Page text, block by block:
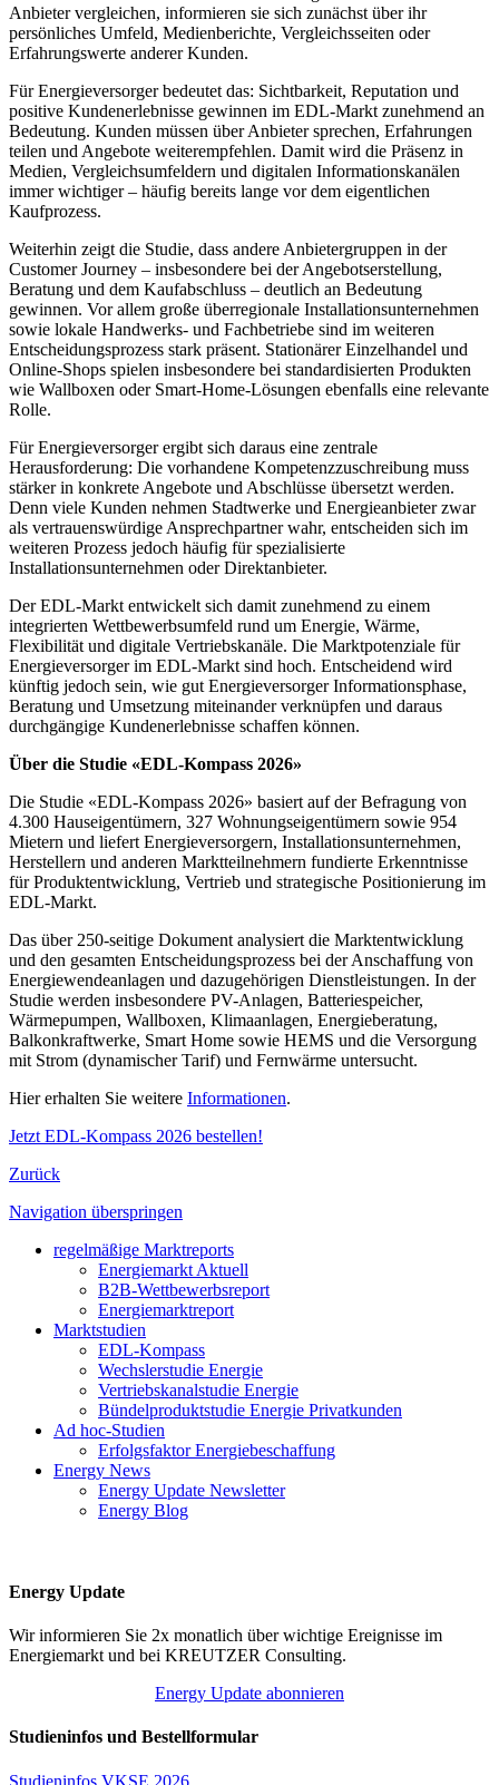
Anbieter vergleichen, informieren sie sich zunächst über ihr
persönliches Umfeld, Medienberichte, Vergleichsseiten oder
Erfahrungswerte anderer Kunden.
Für Energieversorger bedeutet das: Sichtbarkeit, Reputation und
positive Kundenerlebnisse gewinnen im EDL-Markt zunehmend an
Bedeutung. Kunden müssen über Anbieter sprechen, Erfahrungen
teilen und Angebote weiterempfehlen. Damit wird die Präsenz in
Medien, Vergleichsumfeldern und digitalen Informationskanälen
immer wichtiger – häufig bereits lange vor dem eigentlichen
Kaufprozess.
Weiterhin zeigt die Studie, dass andere Anbietergruppen in der
Customer Journey – insbesondere bei der Angebotserstellung,
Beratung und dem Kaufabschluss – deutlich an Bedeutung
gewinnen. Vor allem große überregionale Installationsunternehmen
sowie lokale Handwerks- und Fachbetriebe sind im weiteren
Entscheidungsprozess stark präsent. Stationärer Einzelhandel und
Online-Shops spielen insbesondere bei standardisierten Produkten
wie Wallboxen oder Smart-Home-Lösungen ebenfalls eine relevante
Rolle.
Für Energieversorger ergibt sich daraus eine zentrale
Herausforderung: Die vorhandene Kompetenzzuschreibung muss
stärker in konkrete Angebote und Abschlüsse übersetzt werden.
Denn viele Kunden nehmen Stadtwerke und Energieanbieter zwar
als vertrauenswürdige Ansprechpartner wahr, entscheiden sich im
weiteren Prozess jedoch häufig für spezialisierte
Installationsunternehmen oder Direktanbieter.
Der EDL-Markt entwickelt sich damit zunehmend zu einem
integrierten Wettbewerbsumfeld rund um Energie, Wärme,
Flexibilität und digitale Vertriebskanäle. Die Marktpotenziale für
Energieversorger im EDL-Markt sind hoch. Entscheidend wird
künftig jedoch sein, wie gut Energieversorger Informationsphase,
Beratung und Umsetzung miteinander verknüpfen und daraus
durchgängige Kundenerlebnisse schaffen können.
Über die Studie «EDL-Kompass 2026»
Die Studie «EDL-Kompass 2026» basiert auf der Befragung von
4.300 Hauseigentümern, 327 Wohnungseigentümern sowie 954
Mietern und liefert Energieversorgern, Installationsunternehmen,
Herstellern und anderen Marktteilnehmern fundierte Erkenntnisse
für Produktentwicklung, Vertrieb und strategische Positionierung im
EDL-Markt.
Das über 250-seitige Dokument analysiert die Marktentwicklung
und den gesamten Entscheidungsprozess bei der Anschaffung von
Energiewendeanlagen und dazugehörigen Dienstleistungen. In der
Studie werden insbesondere PV-Anlagen, Batteriespeicher,
Wärmepumpen, Wallboxen, Klimaanlagen, Energieberatung,
Balkonkraftwerke, Smart Home sowie HEMS und die Versorgung
mit Strom (dynamischer Tarif) und Fernwärme untersucht.
Hier erhalten Sie weitere Informationen.
Jetzt EDL-Kompass 2026 bestellen!
Zurück
Navigation überspringen
regelmäßige Marktreports
Energiemarkt Aktuell
B2B-Wettbewerbsreport
Energiemarktreport
Marktstudien
EDL-Kompass
Wechslerstudie Energie
Vertriebskanalstudie Energie
Bündelproduktstudie Energie Privatkunden
Ad hoc-Studien
Erfolgsfaktor Energiebeschaffung
Energy News
Energy Update Newsletter
Energy Blog
Energy Update
Wir informieren Sie 2x monatlich über wichtige Ereignisse im
Energiemarkt und bei KREUTZER Consulting.
Energy Update abonnieren
Studieninfos und Bestellformular
Studieninfos VKSE 2026